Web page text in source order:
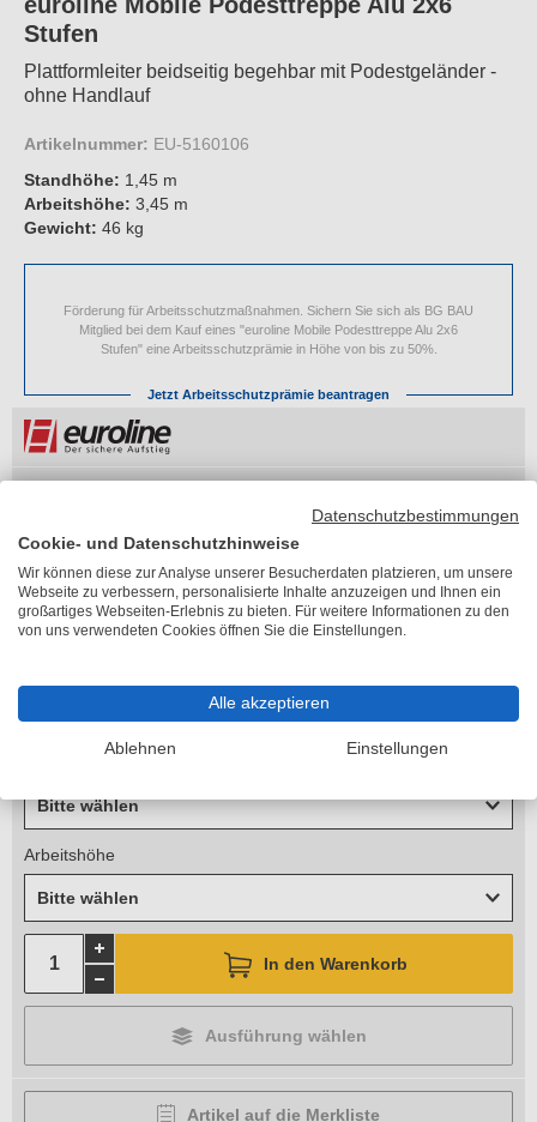
Stufen
Plattformleiter beidseitig begehbar mit Podestgeländer -
ohne Handlauf
Artikelnummer: EU-5160106
Standhöhe: 1,45 m
Arbeitshöhe: 3,45 m
Gewicht: 46 kg
Förderung für Arbeitsschutzmaßnahmen. Sichern Sie sich als BG BAU
Mitglied bei dem Kauf eines "euroline Mobile Podesttreppe Alu 2x6
Stufen" eine Arbeitsschutzprämie in Höhe von bis zu 50%.
Jetzt Arbeitsschutzprämie beantragen
991,70 € je Stück
inkl. MwSt.
kostenloserVersand
Lieferzeit 11-15 Arbeitstage
Bitte wählen
Arbeitshöhe
Bitte wählen
In den Warenkorb
Ausführung wählen
Artikel auf die Merkliste
Datenschutzbestimmungen
Cookie- und Datenschutzhinweise
Wir können diese zur Analyse unserer Besucherdaten platzieren, um unsere
Webseite zu verbessern, personalisierte Inhalte anzuzeigen und Ihnen ein
großartiges Webseiten-Erlebnis zu bieten. Für weitere Informationen zu den
von uns verwendeten Cookies öffnen Sie die Einstellungen.
Alle akzeptieren
Ablehnen Einstellungen